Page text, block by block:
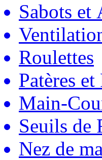
Sabots et
Roulettes
Patères
Main-
Seuils de
Nez de